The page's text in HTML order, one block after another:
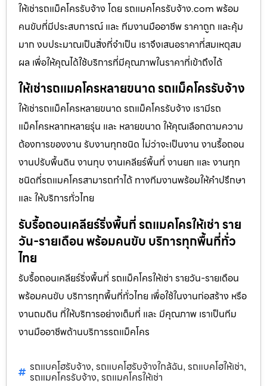
ให้เช่ารถแม็คโครรับจ้าง โดย รถแมคโครรับจ้าง.com พร้อม
คนขับที่มีประสบการณ์ และ ทีมงานมืออาชีพ ราคาถูก และคุ้ม
มาก งบประมาณเป็นสิ่งที่จำเป็น เราจึงเสนอราคาที่สมเหตุสม
ผล เพื่อให้คุณได้ใช้บริการที่มีคุณภาพในราคาที่เข้าถึงได้
ให้เช่ารถแมคโครหลายขนาด รถแม็คโครรับจ้าง
ให้เช่ารถแม็คโครหลายขนาด รถแม็คโครรับจ้าง เรามีรถ
แม็คโครหลากหลายรุ่น และ หลายขนาด ให้คุณเลือกตามความ
ต้องการของงาน รับงานทุกชนิด ไม่ว่าจะเป็นงาน งานรื้อถอน
งานปรับพื้นดิน งานทุบ งานเคลียร์พื้นที่ งานยก และ งานทุก
ชนิดที่รถแมคโครสามารถทำได้ ทางทีมงานพร้อมให้คำปรึกษา
และ ให้บริการทั่วไทย
รับรื้อถอนเคลียร์ริ่งพื้นที่ รถแมคโครให้เช่า ราย
วัน-รายเดือน พร้อมคนขับ บริการทุกพื้นที่ทั่ว
ไทย
รับรื้อถอนเคลียร์ริ่งพื้นที่ รถแม็คโครให้เช่า รายวัน-รายเดือน
พร้อมคนขับ บริการทุกพื้นที่ทั่วไทย เพื่อใช้ในงานก่อสร้าง หรือ
งานถมดิน ที่ให้บริการอย่างเต็มที่ และ มีคุณภาพ เราเป็นทีม
งานมืออาชีพด้านบริการรถแม็คโคร
รถแบคโฮรับจ้าง, รถแบคโฮรับจ้างใกล้ฉัน, รถแบคโฮให้เช่า,
รถแมคโครรับจ้าง, รถแมคโครให้เช่า